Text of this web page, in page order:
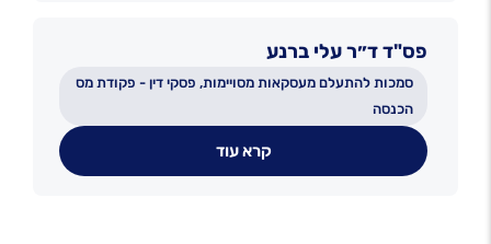
פס"ד ד״ר עלי ברנע
סמכות להתעלם מעסקאות מסויימות, פסקי דין - פקודת מס
הכנסה
קרא עוד